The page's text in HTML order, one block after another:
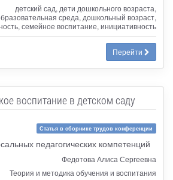
детский сад, дети дошкольного возраста,
среда, дошкольный возраст,
семейное воспитание, инициативность
Перейти
воспитание в детском саду
Статья в сборнике трудов конференции
педагогических компетенций
Федотова Алиса Сергеевна
Теория и методика обучения и воспитания